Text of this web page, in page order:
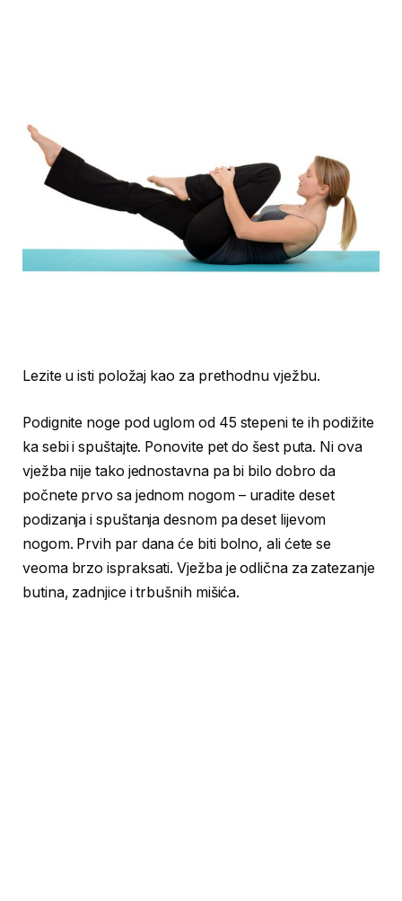
Lezite u isti položaj kao za prethodnu vježbu.
Podignite noge pod uglom od 45 stepeni te ih podižite
ka sebi i spuštajte. Ponovite pet do šest puta. Ni ova
vježba nije tako jednostavna pa bi bilo dobro da
počnete prvo sa jednom nogom – uradite deset
podizanja i spuštanja desnom pa deset lijevom
nogom. Prvih par dana će biti bolno, ali ćete se
veoma brzo ispraksati. Vježba je odlična za zatezanje
butina, zadnjice i trbušnih mišića.